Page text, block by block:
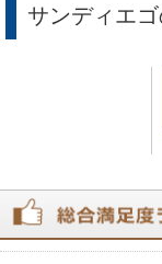
サンディエ